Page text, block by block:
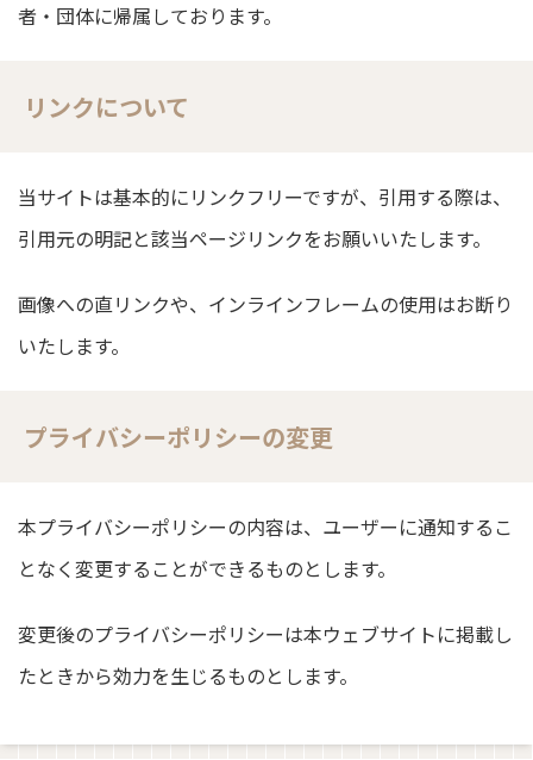
者・団体に帰属しております。
リンクについて
当サイトは基本的にリンクフリーですが、引用する際は、
引用元の明記と該当ページリンクをお願いいたします。
画像への直リンクや、インラインフレームの使用はお断り
いたします。
プライバシーポリシーの変更
本プライバシーポリシーの内容は、ユーザーに通知するこ
となく変更することができるものとします。
変更後のプライバシーポリシーは本ウェブサイトに掲載し
たときから効力を生じるものとします。